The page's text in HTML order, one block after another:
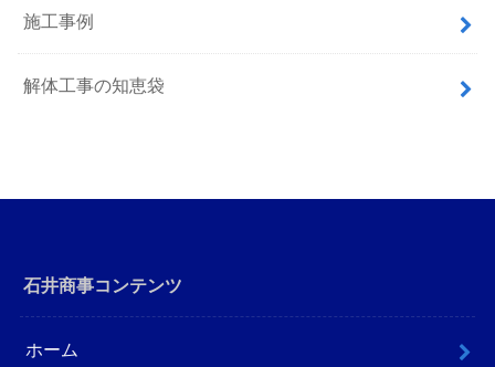
施工事例
解体工事の知恵袋
石井商事コンテンツ
ホーム